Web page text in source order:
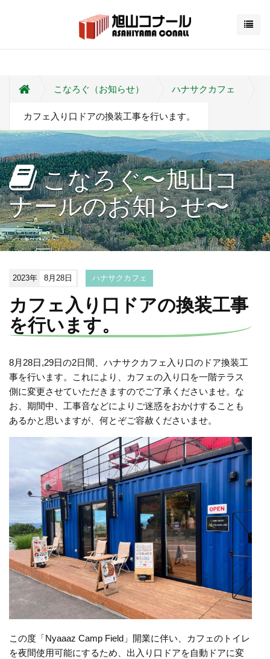
こなろぐ（お知らせ） ハナサクカフェ
カフェ入り口ドアの換装工事を行います。
こなろぐ〜旭山コ
ナールのお知らせ〜
2023年 8月28日 ハナサクカフェ
カフェ入り口ドアの換装工事
を行います。
8月28日,29日の2日間、ハナサクカフェ入り口のドア換装工
事を行います。これにより、カフェの入り口を一階テラス
側に変更させていただきますのでご了承くださいませ。な
お、期間中、工事音などによりご迷惑をおかけすることも
あるかと思いますが、何とぞご容赦くださいませ。
この度「Nyaaaz Camp Field」開業に伴い、カフェのトイレ
を夜間使用可能にするため、出入り口ドアを自動ドアに変